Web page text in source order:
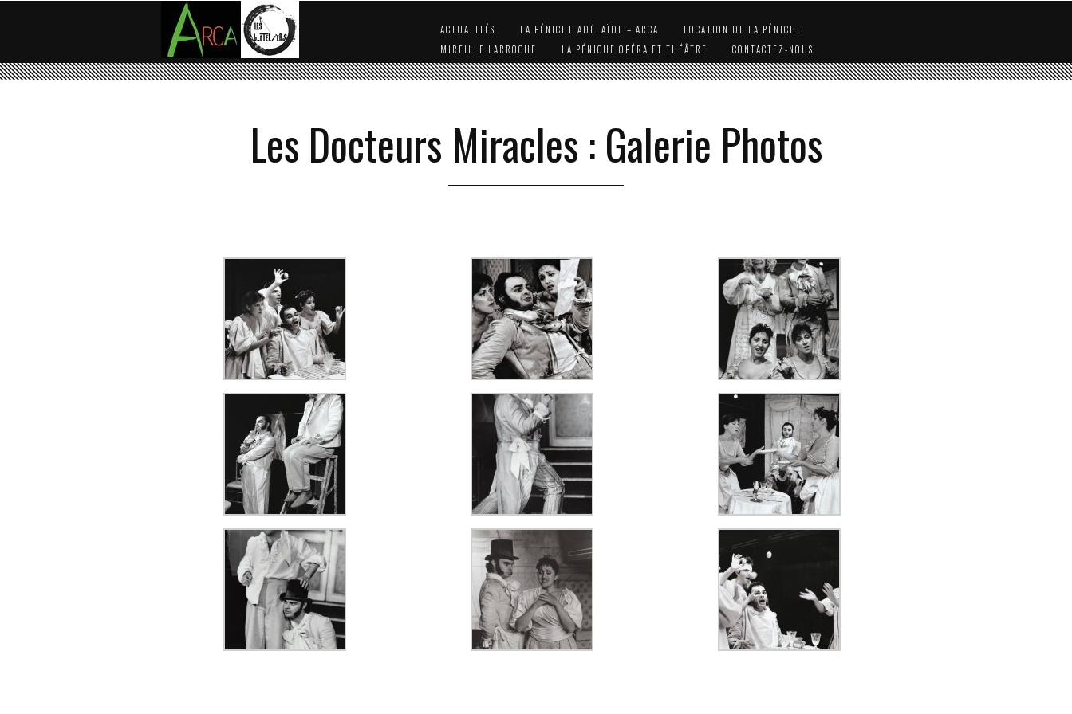
ACTUALITÉS LA PÉNICHE ADÉLAÏDE – ARCA
LOCATION DE LA PÉNICHE
MIREILLE LARROCHE
LA PÉNICHE OPÉRA ET THÉÂTRE CONTACTEZ-NOUS
Les Docteurs Miracles : Galerie Photos